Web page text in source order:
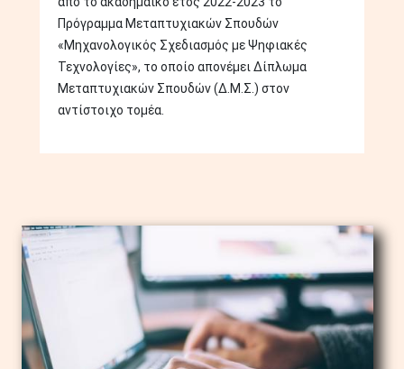
Πρόγραμμα Μεταπτυχιακών Σπουδών
«Μηχανολογικός Σχεδιασμός με Ψηφιακές
Τεχνολογίες», το οποίο απονέμει Δίπλωμα
Μεταπτυχιακών Σπουδών (Δ.Μ.Σ.) στον
αντίστοιχο τομέα.
Image